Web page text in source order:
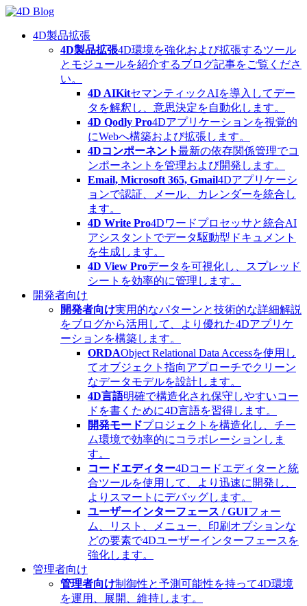
Skip
content4D製品拡張
4D製品拡張4D環境を強化および拡張するツール
とモジュールを紹介するブログ記事をご覧くださ
い。
4D AIKitセマンティックAIを導入してデー
タを解釈し、意思決定を自動化します。
4D Qodly Pro4Dアプリケーションを視覚的
にWebへ構築および拡張します。
4Dコンポーネント最新の依存関係管理でコ
ンポーネントを管理および開発します。
Email, Microsoft 365, Gmail4Dアプリケーシ
ョンで認証、メール、カレンダーを統合し
ます。
4D Write Pro4Dワードプロセッサと統合AI
アシスタントでデータ駆動型ドキュメント
を生成します。
4D View Proデータを可視化し、スプレッド
シートを効率的に管理します。
開発者向け
開発者向け実用的なパターンと技術的な詳細解説
をブログから活用して、より優れた4Dアプリケ
ーションを構築します。
ORDAObject Relational Data Accessを使用し
てオブジェクト指向アプローチでクリーン
なデータモデルを設計します。
4D言語明確で構造化され保守しやすいコー
ドを書くために4D言語を習得します。
開発モードプロジェクトを構造化し、チー
ム環境で効率的にコラボレーションしま
す。
コードエディター4Dコードエディターと統
合ツールを使用して、より迅速に開発し、
よりスマートにデバッグします。
ユーザーインターフェース / GUIフォー
ム、リスト、メニュー、印刷オプションな
どの要素で4Dユーザーインターフェースを
強化します。
管理者向け
管理者向け制御性と予測可能性を持って4D環境
を運用、展開、維持します。